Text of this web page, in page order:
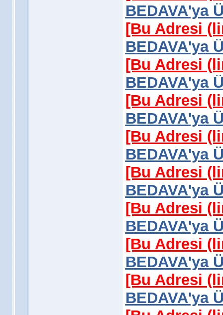
BEDAVA'ya
[Bu Adresi
BEDAVA'ya
[Bu Adresi
BEDAVA'ya
[Bu Adresi
BEDAVA'ya
[Bu Adresi
BEDAVA'ya
[Bu Adresi
BEDAVA'ya
[Bu Adresi
BEDAVA'ya
[Bu Adresi
BEDAVA'ya
[Bu Adresi
BEDAVA'ya